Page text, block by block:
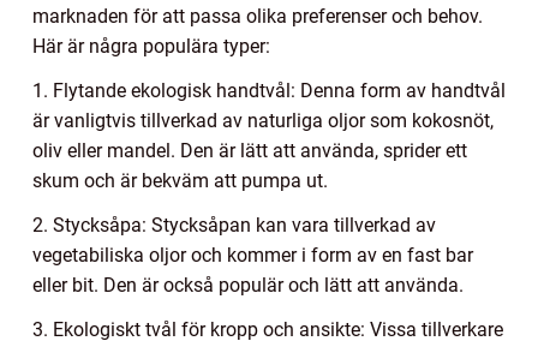
marknaden för att passa olika preferenser och behov.
Här är några populära typer:
1. Flytande ekologisk handtvål: Denna form av handtvål
är vanligtvis tillverkad av naturliga oljor som kokosnöt,
oliv eller mandel. Den är lätt att använda, sprider ett
skum och är bekväm att pumpa ut.
2. Stycksåpa: Stycksåpan kan vara tillverkad av
vegetabiliska oljor och kommer i form av en fast bar
eller bit. Den är också populär och lätt att använda.
3. Ekologiskt tvål för kropp och ansikte: Vissa tillverkare